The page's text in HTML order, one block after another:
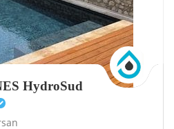
HydroSud